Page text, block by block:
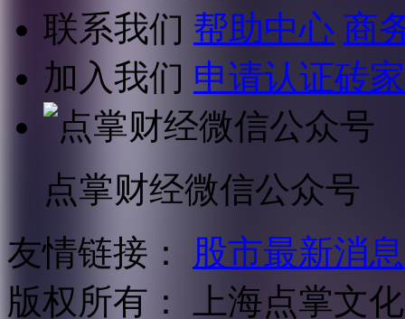
联系我们 帮助中心 商
加入我们 申请认证砖家
点掌财经微信公众号
友情链接：
股市最新消息
版权所有：
上海点掌文